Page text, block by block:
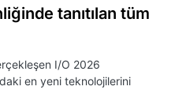
tanıtılan tüm
I/O 2026
en yeni teknolojilerini